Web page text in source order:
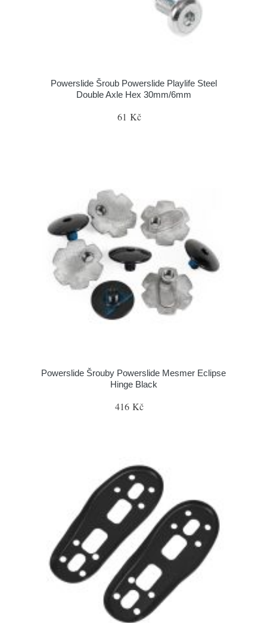
Powerslide Šroub Powerslide Playlife Steel
Double Axle Hex 30mm/6mm
61 Kč
Powerslide Šrouby Powerslide Mesmer Eclipse
Hinge Black
416 Kč